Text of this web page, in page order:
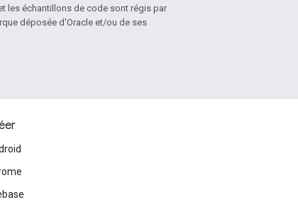
et les échantillons de code sont régis par
déposée d'Oracle et/ou de ses